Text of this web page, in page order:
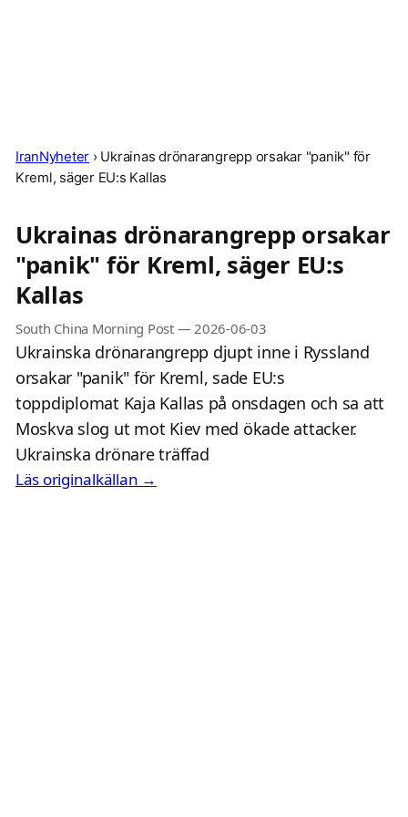
IranNyheter › Ukrainas drönarangrepp orsakar "panik" för
Kreml, säger EU:s Kallas
Ukrainas drönarangrepp orsakar
"panik" för Kreml, säger EU:s
Kallas
South China Morning Post— 2026-06-03
Ukrainska drönarangrepp djupt inne i Ryssland
orsakar "panik" för Kreml, sade EU:s
toppdiplomat Kaja Kallas på onsdagen och sa att
Moskva slog ut mot Kiev med ökade attacker.
Ukrainska drönare träffad
Läs originalkällan →